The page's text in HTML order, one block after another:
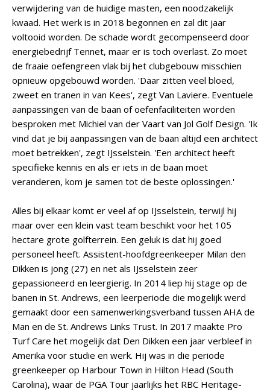
verwijdering van de huidige masten, een noodzakelijk
kwaad. Het werk is in 2018 begonnen en zal dit jaar
voltooid worden. De schade wordt gecompenseerd door
energiebedrijf Tennet, maar er is toch overlast. Zo moet
de fraaie oefengreen vlak bij het clubgebouw misschien
opnieuw opgebouwd worden. 'Daar zitten veel bloed,
zweet en tranen in van Kees', zegt Van Laviere. Eventuele
aanpassingen van de baan of oefenfaciliteiten worden
besproken met Michiel van der Vaart van Jol Golf Design. 'Ik
vind dat je bij aanpassingen van de baan altijd een architect
moet betrekken', zegt IJsselstein. 'Een architect heeft
specifieke kennis en als er iets in de baan moet
veranderen, kom je samen tot de beste oplossingen.'
Alles bij elkaar komt er veel af op IJsselstein, terwijl hij
maar over een klein vast team beschikt voor het 105
hectare grote golfterrein. Een geluk is dat hij goed
personeel heeft. Assistent-hoofdgreenkeeper Milan den
Dikken is jong (27) en net als IJsselstein zeer
gepassioneerd en leergierig. In 2014 liep hij stage op de
banen in St. Andrews, een leerperiode die mogelijk werd
gemaakt door een samenwerkingsverband tussen AHA de
Man en de St. Andrews Links Trust. In 2017 maakte Pro
Turf Care het mogelijk dat Den Dikken een jaar verbleef in
Amerika voor studie en werk. Hij was in die periode
greenkeeper op Harbour Town in Hilton Head (South
Carolina), waar de PGA Tour jaarlijks het RBC Heritage-